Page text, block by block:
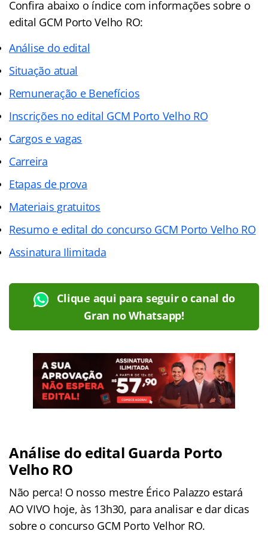
Confira abaixo o índicecom informações sobre o
edital GCM Porto Velho RO:
Análise do edital
Situação atual
Remuneração e Benefícios
Inscrições no edital GCM Porto Velho RO
Cargos e vagas
Carreira
Etapas de prova
Materiais gratuitos
Resumo e edital do concurso GCM Porto Velho RO
Assinatura Ilimitada
Clique aqui para seguir o canal do
Gran no Whatsapp!
Análise do edital Guarda Porto
Velho RO
Não perca! O nosso mestre Érico Palazzo estará
AO VIVO hoje, às 13h30, para analisar e dar dicas
sobre o concurso GCM Porto Velhor RO.